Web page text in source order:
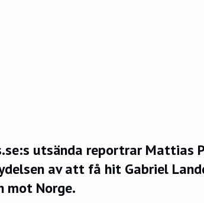
utsända reportrar Mattias
av att få hit Gabriel
mot Norge.